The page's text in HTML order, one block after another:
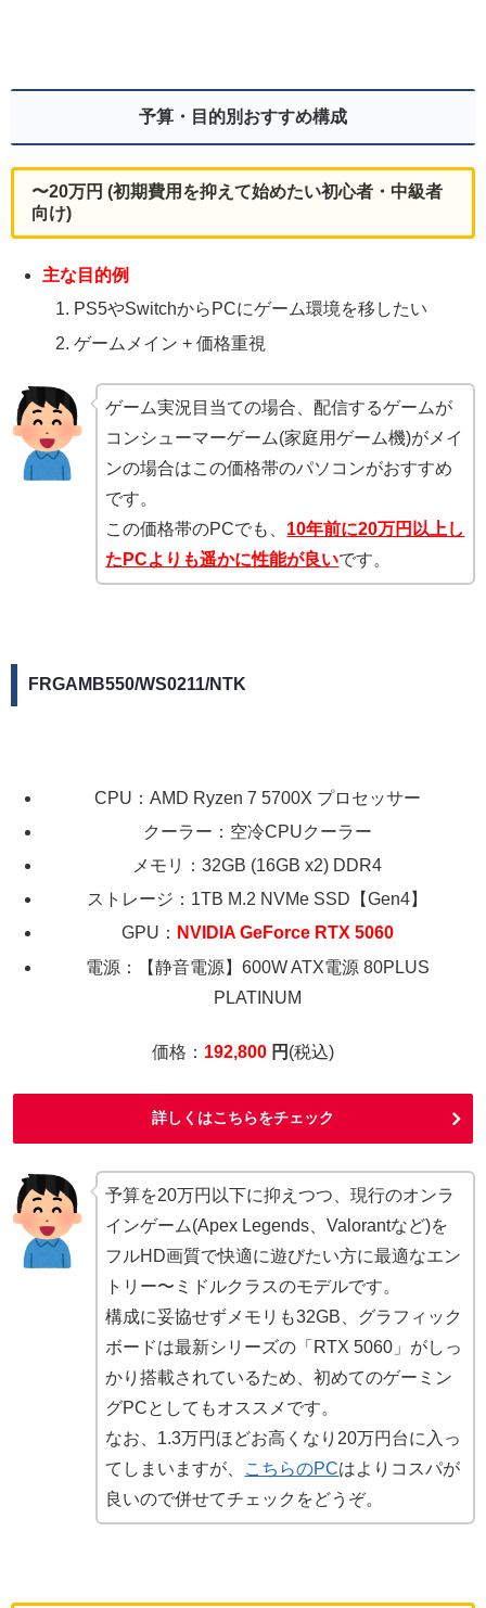
予算・目的別おすすめ構成
〜20万円 (初期費用を抑えて始めたい初心者・中級者
向け)
主な目的例
PS5やSwitchからPCにゲーム環境を移したい
ゲームメイン + 価格重視
ゲーム実況目当ての場合、配信するゲームが
コンシューマーゲーム(家庭用ゲーム機)がメイ
ンの場合はこの価格帯のパソコンがおすすめ
です。
この価格帯のPCでも、 10年前に20万円以上し
たPCよりも遥かに性能が良いです。
FRGAMB550/WS0211/NTK
CPU：AMD Ryzen 7 5700X プロセッサー
クーラー：空冷CPUクーラー
メモリ：32GB (16GB x2) DDR4
ストレージ：1TB M.2 NVMe SSD【Gen4】
GPU： NVIDIA GeForce RTX 5060
電源：【静音電源】600W ATX電源 80PLUS
PLATINUM
価格： 192,800 円 (税込)
詳しくはこちらをチェック
予算を20万円以下に抑えつつ、現行のオンラ
インゲーム(Apex Legends、Valorantなど)を
フルHD画質で快適に遊びたい方に最適なエン
トリー〜ミドルクラスのモデルです。
構成に妥協せずメモリも32GB、グラフィック
ボードは最新シリーズの「RTX 5060」がしっ
かり搭載されているため、初めてのゲーミン
グPCとしてもオススメです。
なお、1.3万円ほどお高くなり20万円台に入っ
てしまいますが、 こちらのPCはよりコスパが
良いので併せてチェックをどうぞ。